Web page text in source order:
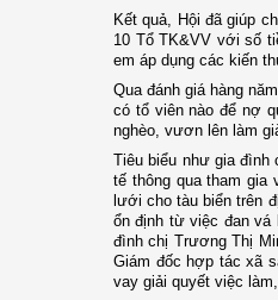
Kết quả, Hội đã giúp
10 Tổ TK&VV với số
em áp dụng các kiến
Qua đánh giá hàng
có tổ viên nào để nợ
nghèo, vươn lên làm
Tiêu biểu như gia đình
tế thông qua tham gia
lưới cho tàu biển trên
ổn định từ việc đan
đình chị Trương Thị
Giám đốc hợp tác xã
vay giải quyết việc